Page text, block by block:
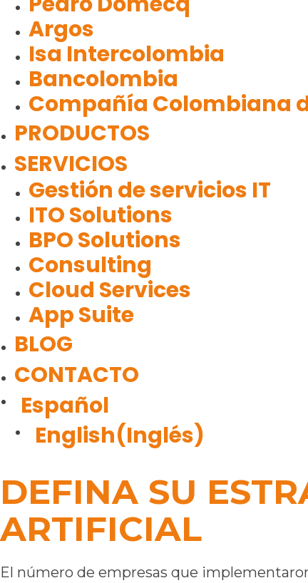
Argos
Isa Intercolombia
Bancolombia
Compañía Colombiana
PRODUCTOS
SERVICIOS
Gestión de servicios IT
ITO Solutions
BPO Solutions
Consulting
Cloud Services
App Suite
BLOG
CONTACTO
Español
English(Inglés)
DEFINA SU
ARTIFICIAL
El número de empresas que